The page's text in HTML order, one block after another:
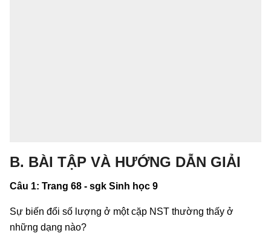
B. BÀI TẬP VÀ HƯỚNG DẪN GIẢI
Câu 1: Trang 68 - sgk Sinh học 9
Sự biến đổi số lượng ở một cặp NST thường thấy ở
những dạng nào?